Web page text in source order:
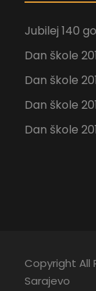
Jubilej 140
Dan škole
Dan škole
Dan škole
Dan škole
Copyright All
Sarajevo